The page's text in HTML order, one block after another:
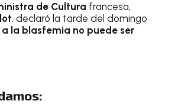
de Cultura francesa,
, declaró la tarde del domingo
a la blasfemia no puede ser